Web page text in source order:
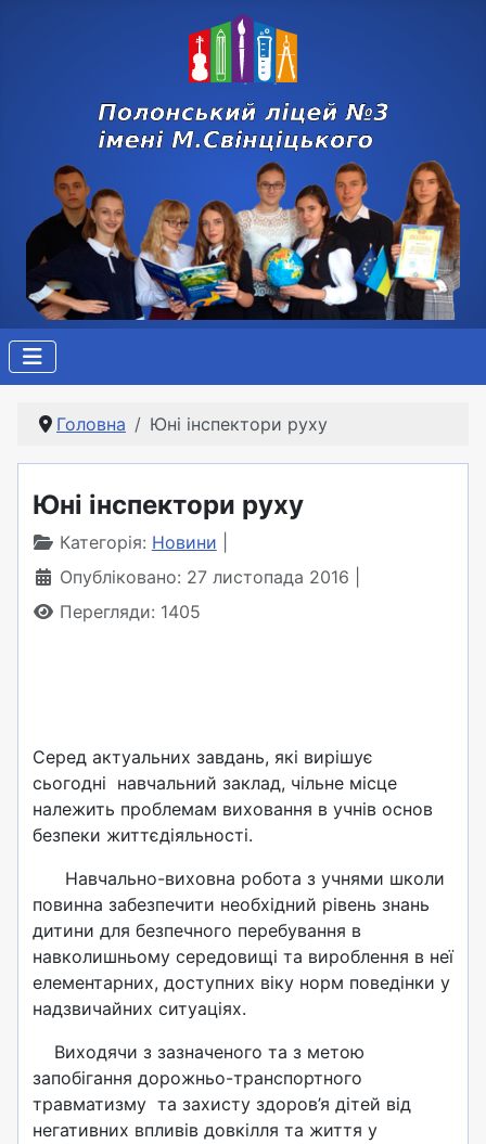
Головна Юні інспектори руху
Юні інспектори руху
Категорія: Новини
Опубліковано: 27 листопада 2016
Перегляди: 1405
Серед актуальних завдань, які вирішує
сьогодні навчальний заклад, чільне місце
належить проблемам виховання в учнів основ
безпеки життєдіяльності.
Навчально-виховна робота з учнями школи
повинна забезпечити необхідний рівень знань
дитини для безпечного перебування в
навколишньому середовищі та вироблення в неї
елементарних, доступних віку норм поведінки у
надзвичайних ситуаціях.
Виходячи з зазначеного та з метою
запобігання дорожньо-транспортного
травматизму та захисту здоров’я дітей від
негативних впливів довкілля та життя у